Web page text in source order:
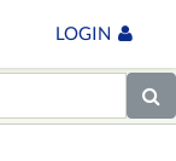
LOGIN